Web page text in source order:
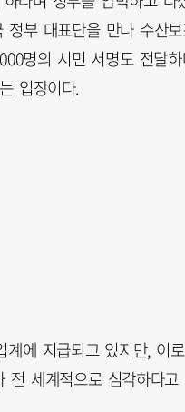
정부 대표단을 만나 수산
명의 시민 서명도 전달하
입장이다.
계에 지급되고 있지만, 이로
전 세계적으로 심각하다고